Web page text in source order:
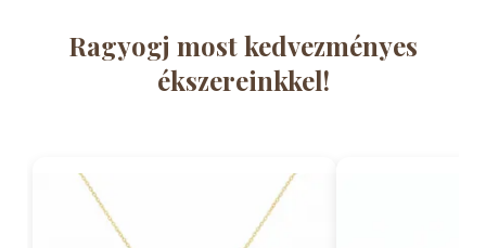
Ragyogj most kedvezményes
ékszereinkkel!